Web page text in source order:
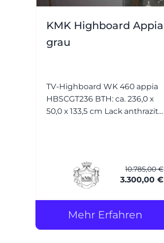
KMK Highboard Appia
grau
TV-Highboard WK 460 appia
HBSCGT236 BTH: ca. 236,0 x
50,0 x 133,5 cm Lack anthrazit
10.785,00 €
3.300,00 €
Mehr Erfahren